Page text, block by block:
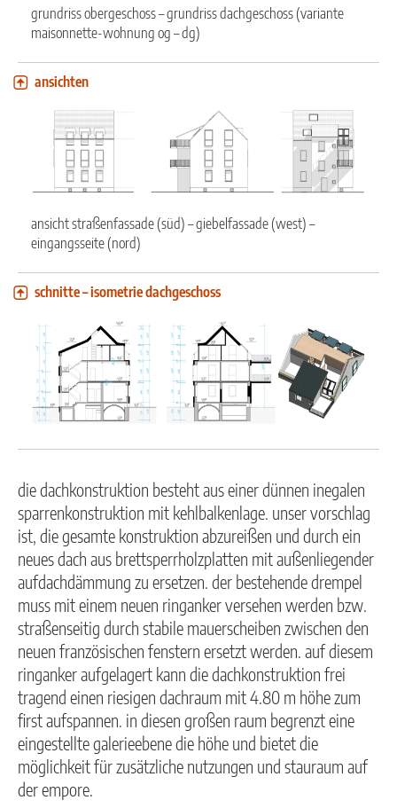
grundriss obergeschoss – grundriss dachgeschoss (variante
maisonnette-wohnung og – dg)
ansichten
ansicht straßenfassade (süd) – giebelfassade (west) –
eingangsseite (nord)
schnitte – isometrie dachgeschoss
die dachkonstruktion besteht aus einer dünnen inegalen
sparrenkonstruktion mit kehlbalkenlage. unser vorschlag
ist, die gesamte konstruktion abzureißen und durch ein
neues dach aus brettsperrholzplatten mit außenliegender
aufdachdämmung zu ersetzen. der bestehende drempel
muss mit einem neuen ringanker versehen werden bzw.
straßenseitig durch stabile mauerscheiben zwischen den
neuen französischen fenstern ersetzt werden. auf diesem
ringanker aufgelagert kann die dachkonstruktion frei
tragend einen riesigen dachraum mit 4.80 m höhe zum
first aufspannen. in diesen großen raum begrenzt eine
eingestellte galerieebene die höhe und bietet die
möglichkeit für zusätzliche nutzungen und stauraum auf
der empore.